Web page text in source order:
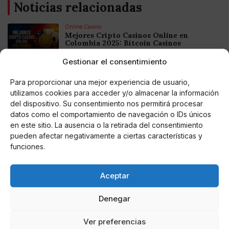
Gestionar el consentimiento
Para proporcionar una mejor experiencia de usuario,
utilizamos cookies para acceder y/o almacenar la información
del dispositivo. Su consentimiento nos permitirá procesar
datos como el comportamiento de navegación o IDs únicos
en este sitio. La ausencia o la retirada del consentimiento
pueden afectar negativamente a ciertas características y
funciones.
Aceptar
Denegar
Ver preferencias
Noticias relacionadas
Online Casino
Mejores Cripto Casinos Online en
Colombia 2025: Bitcoin Casinos
Mejores Casinos Online con Bitcoin y
Criptomonedas en Argentina 2025
Online Casino
Mejores casinos online con
criptomonedas y Bitcoin en México 2025
Entretenimiento
Fortnite regresa para iOS en la Unión